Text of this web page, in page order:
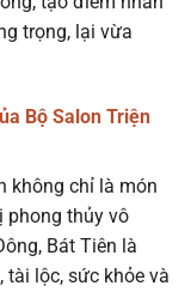
trọng, lại vừa
Bộ Salon Triện
không chỉ là món
phong thủy vô
Bát Tiên là
lộc, sức khỏe và